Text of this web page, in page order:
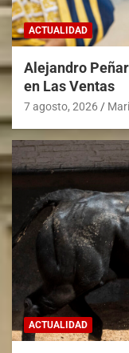
ACTUALIDAD
Alejandro
en Las Ventas
7 agosto, 2026
ACTUALIDAD